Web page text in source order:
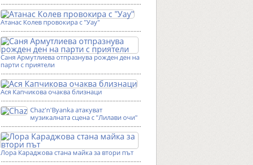
Атанас Колев провокира с "Уау"
Саня Армутлиева отпразнува рожден ден на
парти с приятели
Ася Капчикова очаква близнаци
Chaz'n'Byanka атакуват
музикалната сцена с "Лилави очи"
Лора Караджова стана майка за втори път